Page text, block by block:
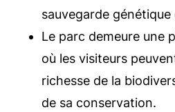
sauvegarde
Le parc demeure une
où les visiteurs
richesse de la
de sa conservation.